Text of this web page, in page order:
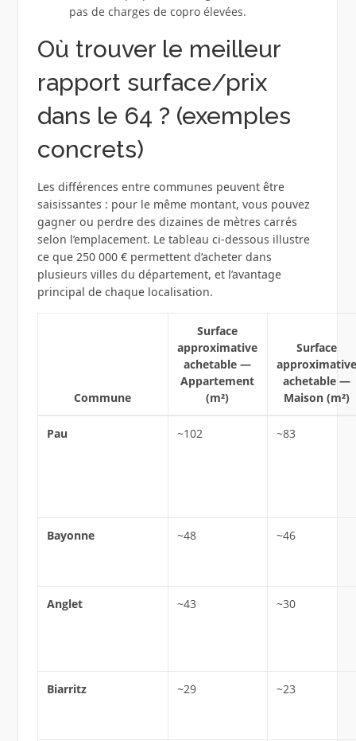
pas de charges de copro élevées.
Où trouver le meilleur
rapport surface/prix
dans le 64 ? (exemples
concrets)
Les différences entre communes peuvent être
saisissantes : pour le même montant, vous pouvez
gagner ou perdre des dizaines de mètres carrés
selon l’emplacement. Le tableau ci‑dessous illustre
ce que 250 000 € permettent d’acheter dans
plusieurs villes du département, et l’avantage
principal de chaque localisation.
Commune
Surface
approximative
achetable —
Appartement
(m²)
Surface
achetable —
Maison (m²)
Pau ~102 ~83
Bayonne ~48 ~46
Anglet ~43 ~30
Biarritz ~29 ~23